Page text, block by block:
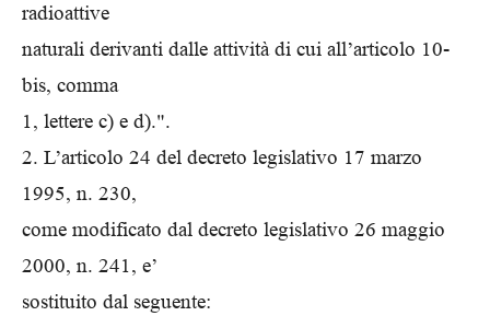
radioattive
naturali derivanti dalle attività di cui all’articolo 10-
bis, comma
1, lettere c) e d).".
2. L’articolo 24 del decreto legislativo 17 marzo
1995, n. 230,
come modificato dal decreto legislativo 26 maggio
2000, n. 241, e’
sostituito dal seguente: